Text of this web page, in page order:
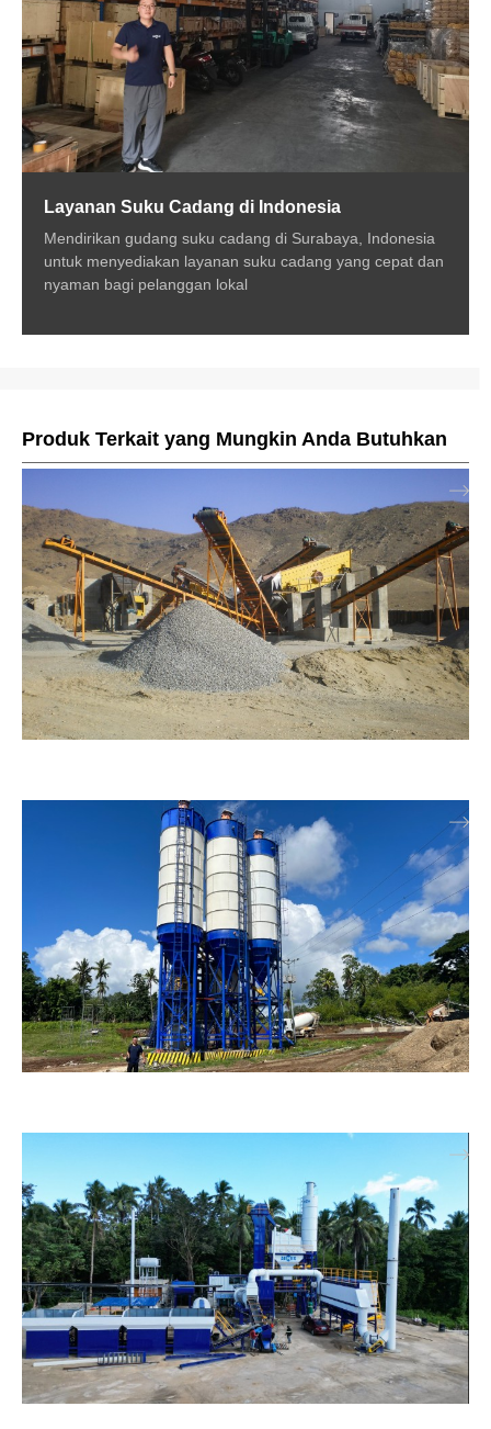
Layanan Suku Cadang di Indonesia
Mendirikan gudang suku cadang di Surabaya, Indonesia
untuk menyediakan layanan suku cadang yang cepat dan
nyaman bagi pelanggan lokal
Produk Terkait yang Mungkin Anda Butuhkan